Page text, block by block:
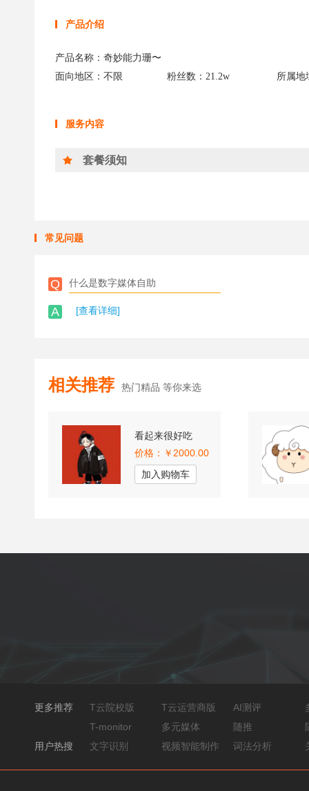
产品介绍
产品名称：奇妙能力珊〜
面向地区：不限 粉丝数：21.2w 所属地
服务内容
套餐须知
常见问题
Q 什么是数字媒体自助
A [查看详细]
相关推荐 热门精品 等你来选
看起来很好吃
价格：￥2000.00
加入购物车
更多推荐 T云院校版 T云运营商版 AI测评
T-monitor
多元媒体 随推
用户热搜
文字识别 视频智能制作 词法分析